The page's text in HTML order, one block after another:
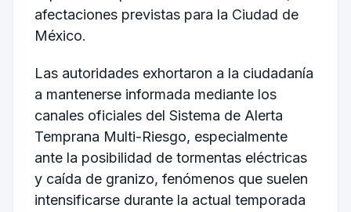
afectaciones previstas para la Ciudad de
México.
Las autoridades exhortaron a la ciudadanía
a mantenerse informada mediante los
canales oficiales del Sistema de Alerta
Temprana Multi-Riesgo, especialmente
ante la posibilidad de tormentas eléctricas
y caída de granizo, fenómenos que suelen
intensificarse durante la actual temporada